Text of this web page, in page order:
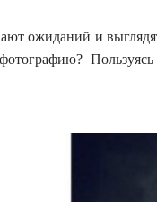
ожиданий и